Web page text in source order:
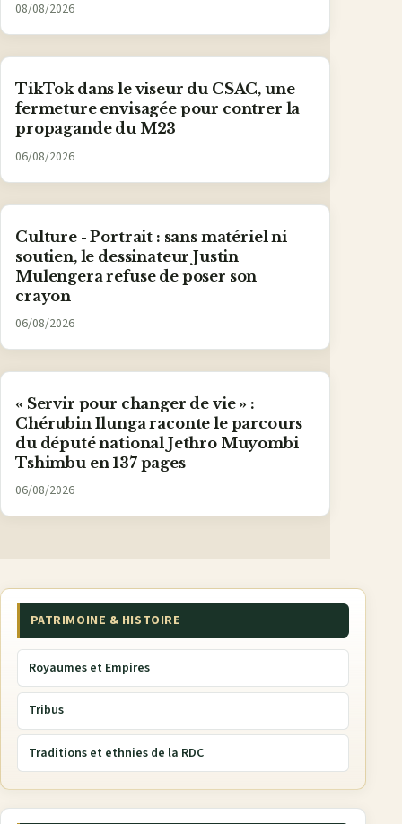
08/08/2026
TikTok dans le viseur du CSAC, une
fermeture envisagée pour contrer la
propagande du M23
06/08/2026
Culture - Portrait : sans matériel ni
soutien, le dessinateur Justin
Mulengera refuse de poser son
crayon
06/08/2026
« Servir pour changer de vie » :
Chérubin Ilunga raconte le parcours
du député national Jethro Muyombi
Tshimbu en 137 pages
06/08/2026
PATRIMOINE & HISTOIRE
Royaumes et Empires
Tribus
Traditions et ethnies de la RDC